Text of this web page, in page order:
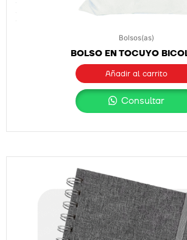
Bolsos(as)
BOLSO EN TOCUYO
Añadir al carrito
Consultar